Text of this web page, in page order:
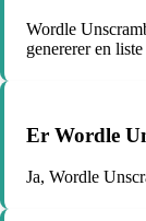
Wordle
genererer en
Er Wordle
Ja, Wordle